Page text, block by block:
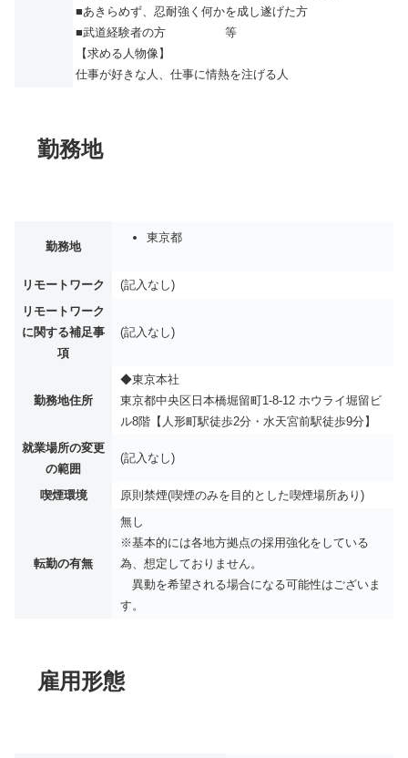
■あきらめず、忍耐強く何かを成し遂げた方
■武道経験者の方 等
【求める人物像】
仕事が好きな人、仕事に情熱を注げる人
勤務地
勤務地
東京都
リモートワーク
(記入なし)
リモートワーク
に関する補足事
項
(記入なし)
勤務地住所
◆東京本社
東京都中央区日本橋堀留町1-8-12 ホウライ堀留ビ
ル8階【人形町駅徒歩2分・水天宮前駅徒歩9分】
就業場所の変更
の範囲
(記入なし)
喫煙環境 原則禁煙(喫煙のみを目的とした喫煙場所あり)
転勤の有無
無し
※基本的には各地方拠点の採用強化をしている
為、想定しておりません。
異動を希望される場合になる可能性はございま
す。
雇用形態